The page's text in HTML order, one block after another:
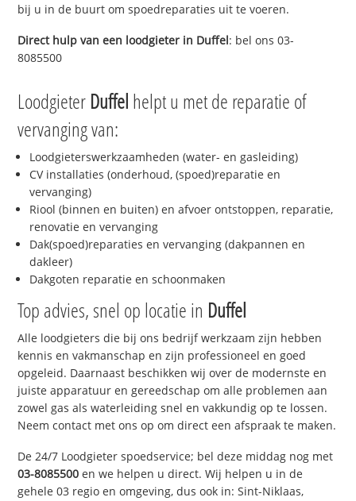
bij u in de buurt om spoedreparaties uit te voeren.
Direct hulp van een loodgieter in Duffel: bel ons 03-
8085500
Loodgieter Duffel helpt u met de reparatie of
vervanging van:
Loodgieterswerkzaamheden (water- en gasleiding)
CV installaties (onderhoud, (spoed)reparatie en
vervanging)
Riool (binnen en buiten) en afvoer ontstoppen, reparatie,
renovatie en vervanging
Dak(spoed)reparaties en vervanging (dakpannen en
dakleer)
Dakgoten reparatie en schoonmaken
Top advies, snel op locatie in Duffel
Alle loodgieters die bij ons bedrijf werkzaam zijn hebben
kennis en vakmanschap en zijn professioneel en goed
opgeleid. Daarnaast beschikken wij over de modernste en
juiste apparatuur en gereedschap om alle problemen aan
zowel gas als waterleiding snel en vakkundig op te lossen.
Neem contact met ons op om direct een afspraak te maken.
De 24/7 Loodgieter spoedservice; bel deze middag nog met
03-8085500 en we helpen u direct. Wij helpen u in de
gehele 03 regio en omgeving, dus ook in: Sint-Niklaas,